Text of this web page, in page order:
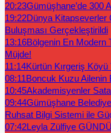
20:23Gümüşhane’de 300
19:22Dünya Kitapseverler
Buluşması Gerçekleştirildi
13:16Bölgenin En Modern
Müjde!
11:14Kürtün Kırgeriş
08:11Boncuk Kuzu Ailenin
10:45Akademisyenler
09:44Gümüşhane
Ruhsat Bilgi Sistemi ile
07:42Leyla Zülfiye